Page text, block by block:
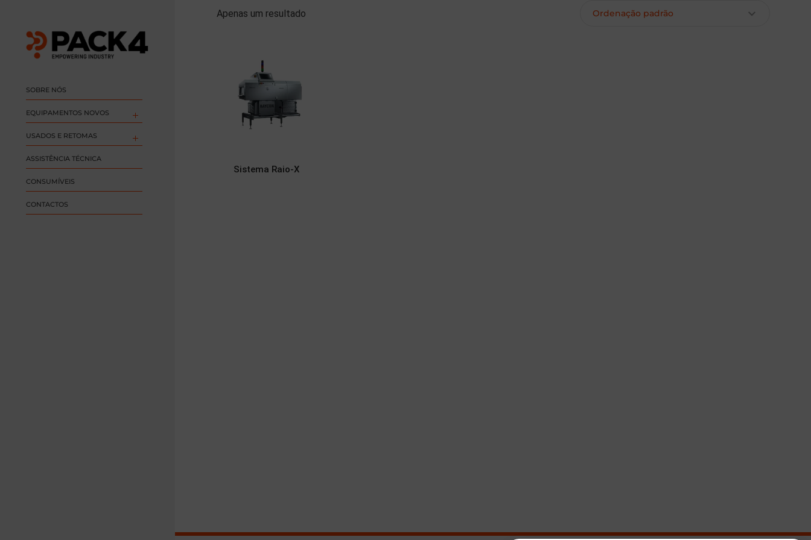
SOBRE NÓS
EQUIPAMENTOS NOVOS
USADOS E RETOMAS
ASSISTÊNCIA TÉCNICA
CONSUMÍVEIS
CONTACTOS
Apenas um resultado
Sistema Raio-X